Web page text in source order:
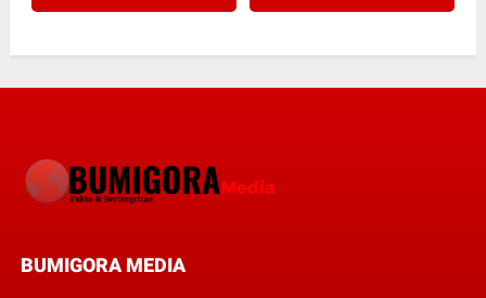
BUMIGORA MEDIA